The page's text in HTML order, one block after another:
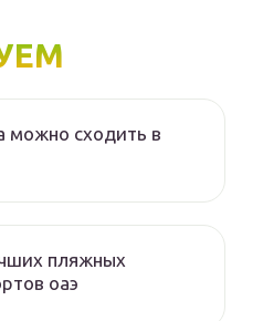
можно сходить в
пляжных
оаэ